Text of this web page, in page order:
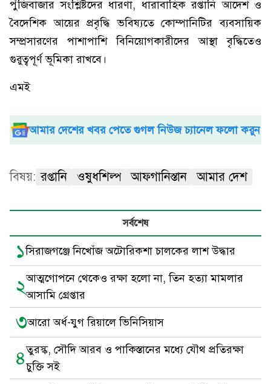
পুঁজিবাজার সংশ্লিষ্টদের ধারণা, ধারাবাহিক রপ্তানি আদেশ ও
বৈদেশিক আয়ের প্রবৃদ্ধি ভবিষ্যতে কোম্পানিটির ব্যবসায়িক
সম্প্রসারণের পাশাপাশি বিনিয়োগকারীদের আস্থা বৃদ্ধিতেও
গুরুত্বপূর্ণ ভূমিকা রাখবে।
এমই
আমার দেশের খবর পেতে গুগল নিউজ চ্যানেল ফলো করুন
বিষয়: রপ্তানি ওষুধশিল্প আফগানিস্তান আমার দেশ
সর্বশেষ
১সিরাজগঞ্জে নিখোঁজ অটোরিকশা চালকের লাশ উদ্ধার
২আত্মগোপনে থেকেও রক্ষা হলো না, তিন হত্যা মামলার
আসামি গ্রেপ্তার
৩আরো অর্ধ-যুগ রিয়ালে ভিনিসিয়াস
৪তুরস্ক, সৌদি আরব ও পাকিস্তানের মধ্যে যৌথ প্রতিরক্ষা
চুক্তি সই